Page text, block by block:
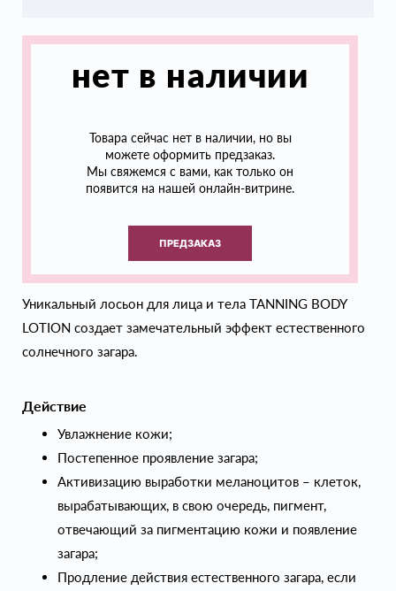
нет в наличии
Товара сейчас нет в наличии, но вы
можете оформить предзаказ.
Мы свяжемся с вами, как только он
появится на нашей онлайн-витрине.
ПРЕДЗАКАЗ
Уникальный лосьон для лица и тела TANNING BODY
LOTION создает замечательный эффект естественного
солнечного загара.
Действие
Увлажнение кожи;
Постепенное проявление загара;
Активизацию выработки меланоцитов – клеток,
вырабатывающих, в свою очередь, пигмент,
отвечающий за пигментацию кожи и появление
загара;
Продление действия естественного загара, если